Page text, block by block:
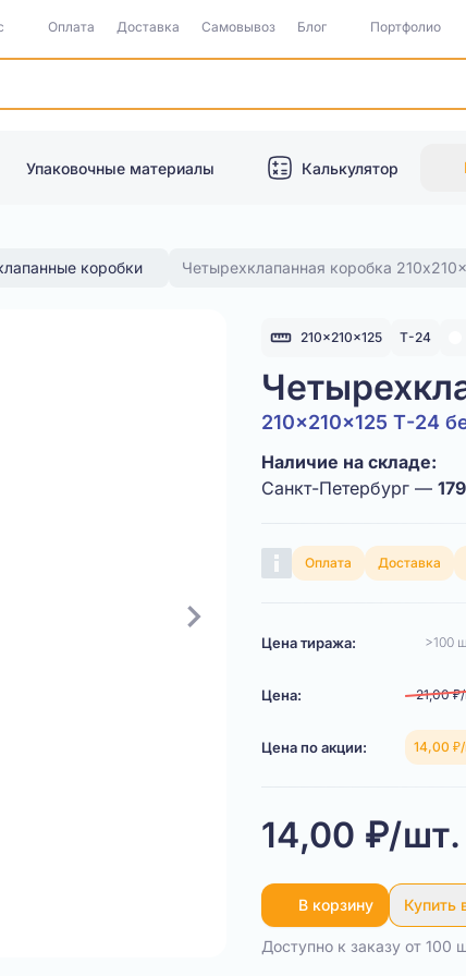
Оплата Доставка Самовывоз Блог Портфолио
Упаковочные материалы Калькулятор
коробки Четырехклапанная коробка
210x210x125 Т-24
210x210x125 Т-24
Наличие на складе:
Санкт-Петербург —
Оплата Доставка
Цена тиража: >100
Цена: 21,00
Цена по акции: 14,00
14,00 ₽/шт.
В корзину Купить
Доступно к заказу от 100